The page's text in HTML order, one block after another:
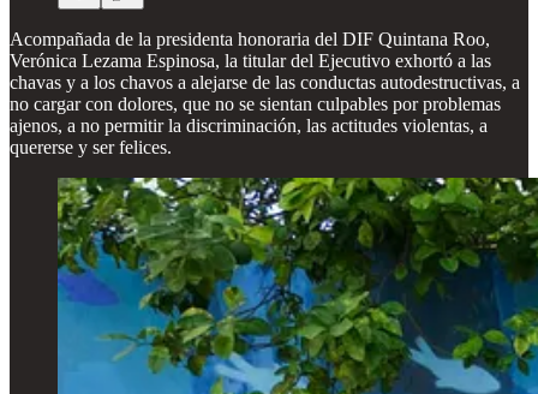
Acompañada de la presidenta honoraria del DIF Quintana Roo,
Verónica Lezama Espinosa, la titular del Ejecutivo exhortó a las
chavas y a los chavos a alejarse de las conductas autodestructivas, a
no cargar con dolores, que no se sientan culpables por problemas
ajenos, a no permitir la discriminación, las actitudes violentas, a
quererse y ser felices.